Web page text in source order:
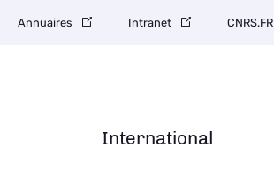
International
Annuaires Intranet CNRS.FR